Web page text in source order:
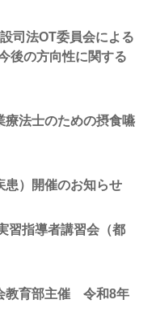
司法OT委員会による
後の方向性に関する
法士のための摂食嚥
患）開催のお知らせ
習指導者講習会（都
教育部主催 令和8年